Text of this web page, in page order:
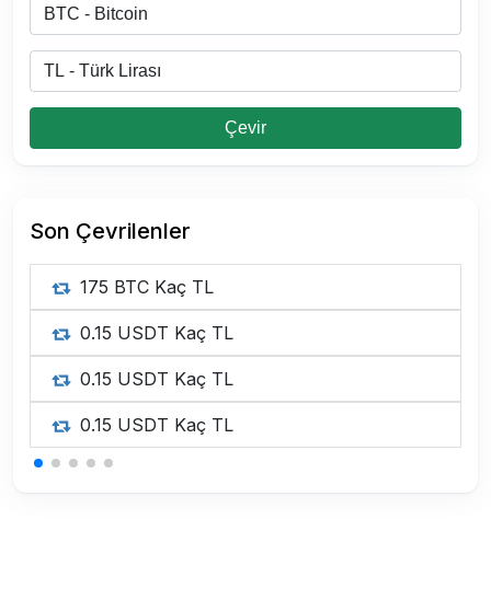
Çevir
Son Çevrilenler
175 BTC Kaç TL
0.15 USDT Kaç TL
0.15 USDT Kaç TL
0.15 USDT Kaç TL